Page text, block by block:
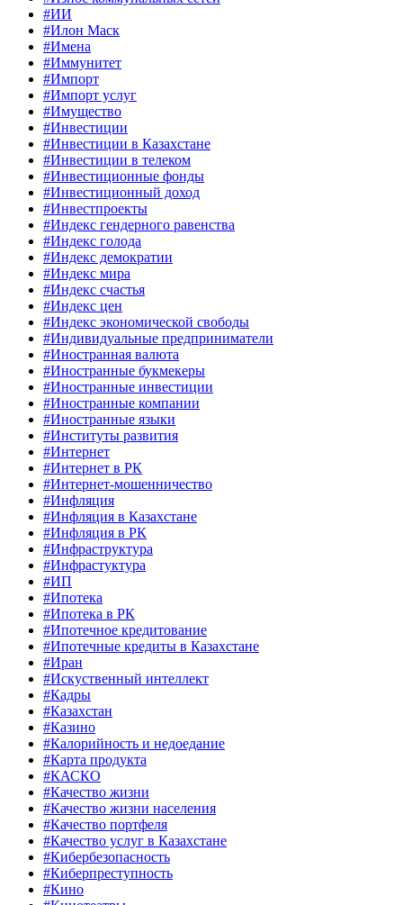
#ИИ
#Илон Маск
#Имена
#Иммунитет
#Импорт
#Импорт услуг
#Имущество
#Инвестиции
#Инвестиции в Казахстане
#Инвестиции в телеком
#Инвестиционные фонды
#Инвестиционный доход
#Инвестпроекты
#Индекс гендерного равенства
#Индекс голода
#Индекс демократии
#Индекс мира
#Индекс счастья
#Индекс цен
#Индекс экономической свободы
#Индивидуальные предприниматели
#Иностранная валюта
#Иностранные букмекеры
#Иностранные инвестиции
#Иностранные компании
#Иностранные языки
#Институты развития
#Интернет
#Интернет в РК
#Интернет-мошенничество
#Инфляция
#Инфляция в Казахстане
#Инфляция в РК
#Инфраструктура
#Инфрастуктура
#ИП
#Ипотека
#Ипотека в РК
#Ипотечное кредитование
#Ипотечные кредиты в Казахстане
#Иран
#Искуственный интеллект
#Кадры
#Казахстан
#Казино
#Калорийность и недоедание
#Карта продукта
#КАСКО
#Качество жизни
#Качество жизни населения
#Качество портфеля
#Качество услуг в Казахстане
#Кибербезопасность
#Киберпреступность
#Кино